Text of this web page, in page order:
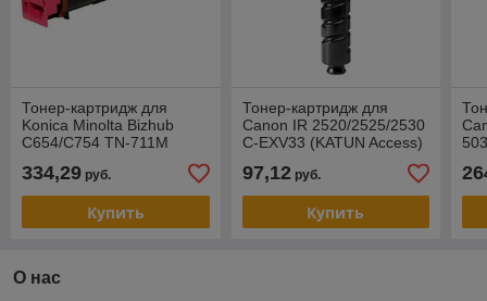
Тонер-картридж для
Konica Minolta Bizhub
C654/C754 TN-711M
334,29 руб.
Купить
Тонер-картридж для
Canon IR 2520/2525/2530
C-EXV33 (KATUN Access)
97,12руб.
Купить
О нас